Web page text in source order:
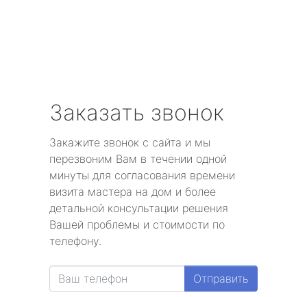
Заказать звонок
Закажите звонок с сайта и мы
перезвоним Вам в течении одной
минуты для согласования времени
визита мастера на дом и более
детальной консультации решения
Вашей проблемы и стоимости по
телефону.
Отправить